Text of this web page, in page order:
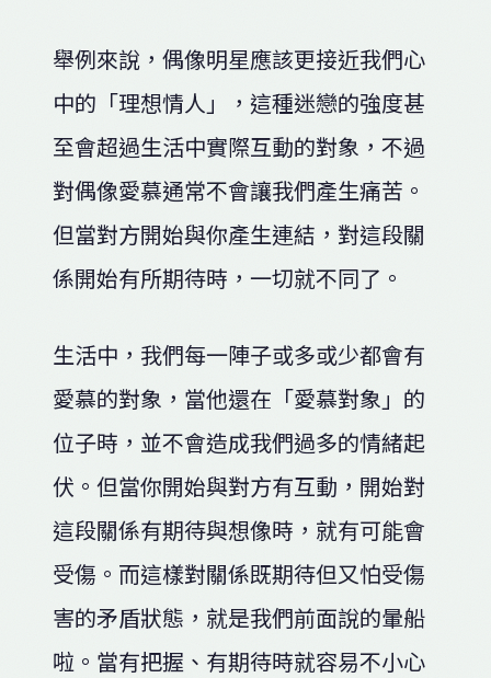
舉例來說，偶像明星應該更接近我們心
中的「理想情人」，這種迷戀的強度甚
至會超過生活中實際互動的對象，不過
對偶像愛慕通常不會讓我們產生痛苦。
但當對方開始與你產生連結，對這段關
係開始有所期待時，一切就不同了。
生活中，我們每一陣子或多或少都會有
愛慕的對象，當他還在「愛慕對象」的
位子時，並不會造成我們過多的情緒起
伏。但當你開始與對方有互動，開始對
這段關係有期待與想像時，就有可能會
受傷。而這樣對關係既期待但又怕受傷
害的矛盾狀態，就是我們前面說的暈船
啦。當有把握、有期待時就容易不小心